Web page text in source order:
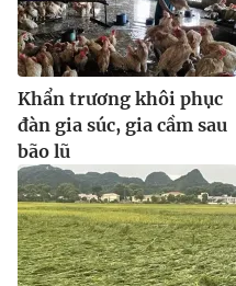
Khẩn trương khôi phục
đàn gia súc, gia cầm sau
bão lũ